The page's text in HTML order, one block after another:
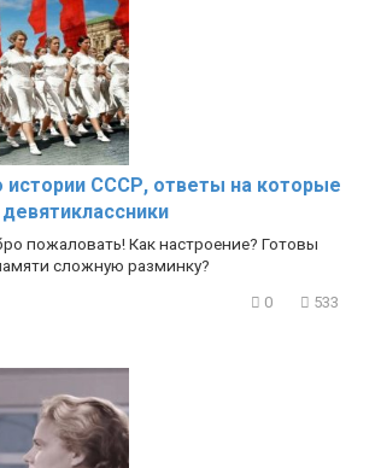
истории СССР, ответы на которые
пожаловать! Как настроение? Готовы
сложную разминку?
0 533